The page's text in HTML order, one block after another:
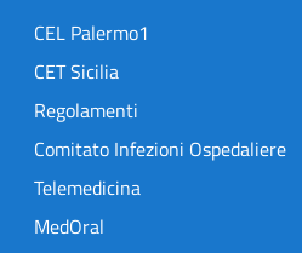
CEL Palermo1
CET Sicilia
Regolamenti
Comitato Infezioni Ospedaliere
Telemedicina
MedOral